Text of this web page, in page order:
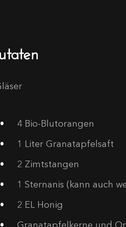
4 Bio-Blutorangen
1 Liter Granatapfelsaft
2 Zimtstangen
1 Sternanis (kann auch
2 EL Honig